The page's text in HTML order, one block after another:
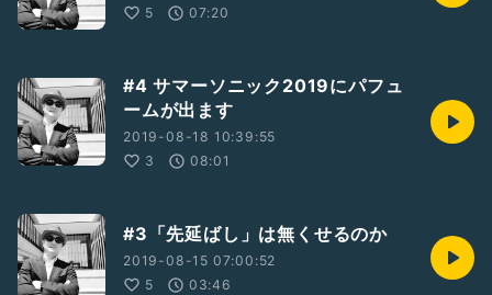
5
07:20
#4 サマーソニック2019にパフュ
ームが出ます
2019-08-18 10:39:55
3
08:01
#3「先延ばし」は無くせるのか
2019-08-15 07:00:52
5
03:46